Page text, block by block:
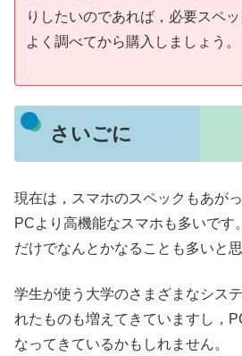
りしたいのであれば，必要スペ
よく調べてから購入しましょう。
さいごに
現在は，スマホのスペックもあが
PCより高機能なスマホも多いです
だけでなんとかなることも多いと思
学生が使う大学のさまざまなシス
れたものも増えてきていますし，
なってきているかもしれません。